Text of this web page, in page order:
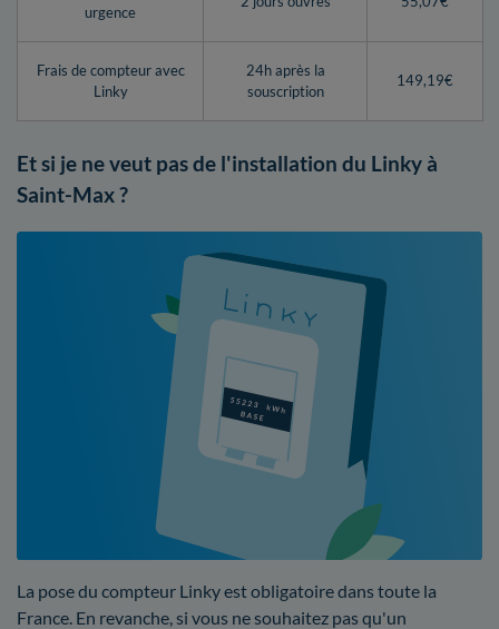
urgence
Frais de compteur avec
Linky
24h après la
souscription
149,19€
Et si je ne veut pas de l'installation du Linky à
Saint-Max ?
La pose du compteur Linky est obligatoire dans toute la
France. En revanche, si vous ne souhaitez pas qu'un